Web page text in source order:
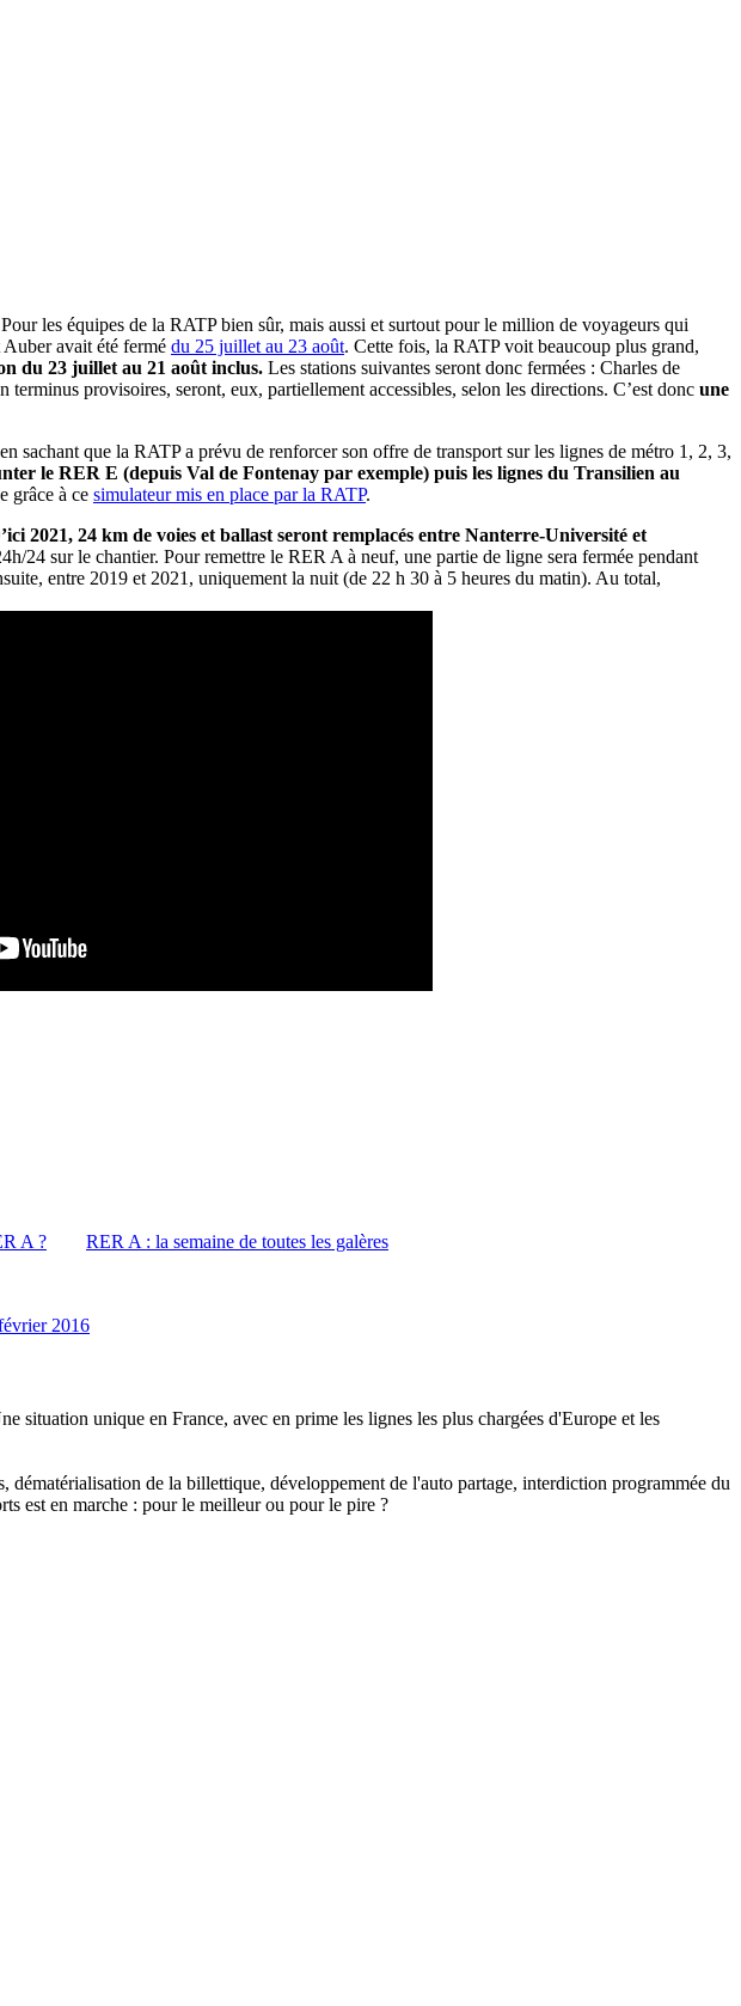
Pour les équipes de la RATP bien sûr, mais aussi et surtout pour le million de voyageurs qui
avait été fermé du 25 juillet au 23 août. Cette fois, la RATP voit beaucoup plus grand,
du 23 juillet au 21 août inclus. Les stations suivantes seront donc fermées : Charles de
provisoires, seront, eux, partiellement accessibles, selon les directions. C’est donc une
en sachant que la RATP a prévu de renforcer son offre de transport sur les lignes de métro 1, 2, 3,
le RER E (depuis Val de Fontenay par exemple) puis les lignes du Transilien au
grâce à ce simulateur mis en place par la RATP.
2021, 24 km de voies et ballast seront remplacés entre Nanterre-Université et
24 sur le chantier. Pour remettre le RER A à neuf, une partie de ligne sera fermée pendant
entre 2019 et 2021, uniquement la nuit (de 22 h 30 à 5 heures du matin). Au total,
A ?
RER A : la semaine de toutes les galères
2016
situation unique en France, avec en prime les lignes les plus chargées d'Europe et les
de la billettique, développement de l'auto partage, interdiction programmée du
est en marche : pour le meilleur ou pour le pire ?